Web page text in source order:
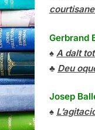
Gerbrand
♠ A dalt
♣ Deu
Josep
♠